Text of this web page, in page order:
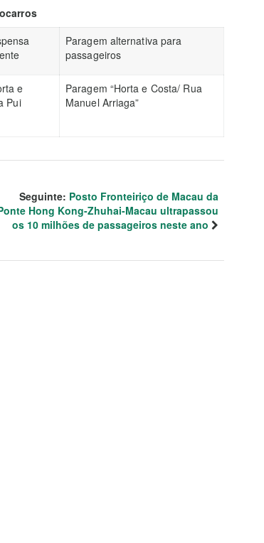
Paragem alternativa para
passageiros
e
Pui
Paragem “Horta e Costa/ Rua
Manuel Arriaga”
Seguinte: Posto Fronteiriço de Macau da
Hong Kong-Zhuhai-Macau ultrapassou
os 10 milhões de passageiros neste ano